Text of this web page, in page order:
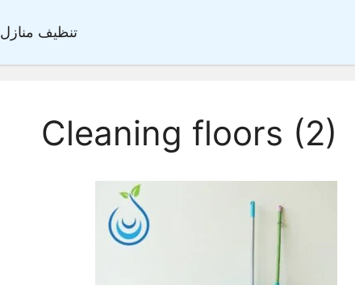
تنظيف منازل
Cleaning floors (2)